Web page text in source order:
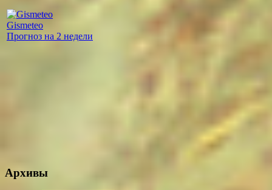
Gismeteo
Прогноз на 2 недели
Архивы